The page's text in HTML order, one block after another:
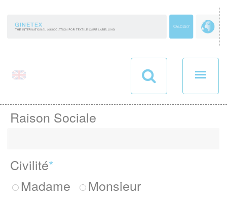
Raison Sociale
Civilité*
Madame
Monsieur